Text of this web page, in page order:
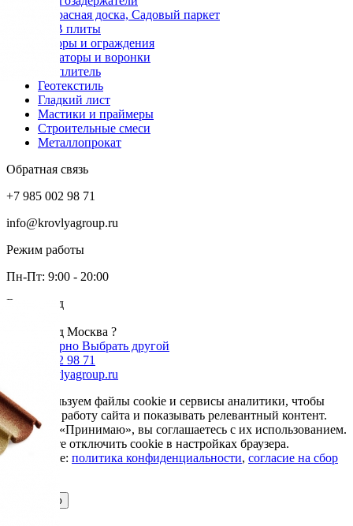
Террасная доска, Садовый паркет
OSB плиты
Заборы и ограждения
Аэраторы и воронки
Утеплитель
Геотекстиль
Гладкий лист
Мастики и праймеры
Строительные смеси
Металлопрокат
Обратная связь
+7 985 002 98 71
info@krovlyagroup.ru
Режим работы
Пн-Пт: 9:00 - 20:00
Ваш город
Ваш город Москва ?
Да, все верно Выбрать другой
+7 985 002 98 71
info@krovlyagroup.ru
Мы используем файлы cookie и сервисы аналитики, чтобы
улучшить работу сайта и показывать релевантный контент.
Нажимая «Принимаю», вы соглашаетесь с их использованием.
Вы можете отключить cookie в настройках браузера.
Подробнее: политика конфиденциальности, согласие на сбор
Принимаю